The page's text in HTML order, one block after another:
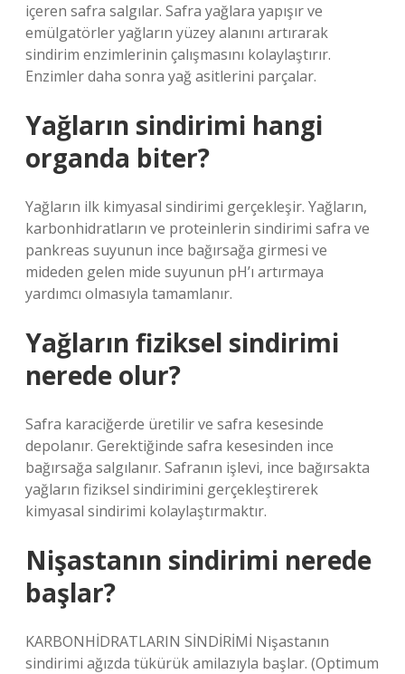
içeren safra salgılar. Safra yağlara yapışır ve
emülgatörler yağların yüzey alanını artırarak
sindirim enzimlerinin çalışmasını kolaylaştırır.
Enzimler daha sonra yağ asitlerini parçalar.
Yağların sindirimi hangi
organda biter?
Yağların ilk kimyasal sindirimi gerçekleşir. Yağların,
karbonhidratların ve proteinlerin sindirimi safra ve
pankreas suyunun ince bağırsağa girmesi ve
mideden gelen mide suyunun pH’ı artırmaya
yardımcı olmasıyla tamamlanır.
Yağların fiziksel sindirimi
nerede olur?
Safra karaciğerde üretilir ve safra kesesinde
depolanır. Gerektiğinde safra kesesinden ince
bağırsağa salgılanır. Safranın işlevi, ince bağırsakta
yağların fiziksel sindirimini gerçekleştirerek
kimyasal sindirimi kolaylaştırmaktır.
Nişastanın sindirimi nerede
başlar?
KARBONHİDRATLARIN SİNDİRİMİ Nişastanın
sindirimi ağızda tükürük amilazıyla başlar. (Optimum